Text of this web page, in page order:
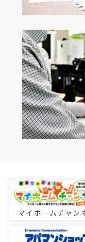
マイホームチャン